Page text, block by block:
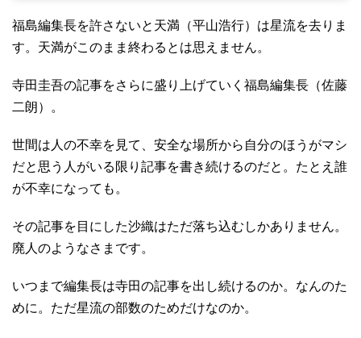
福島編集長を許さないと天満（平山浩行）は星流を去りま
す。天満がこのまま終わるとは思えません。
寺田圭吾の記事をさらに盛り上げていく福島編集長（佐藤
二朗）。
世間は人の不幸を見て、安全な場所から自分のほうがマシ
だと思う人がいる限り記事を書き続けるのだと。たとえ誰
が不幸になっても。
その記事を目にした沙織はただ落ち込むしかありません。
廃人のようなさまです。
いつまで編集長は寺田の記事を出し続けるのか。なんのた
めに。ただ星流の部数のためだけなのか。